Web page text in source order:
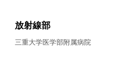
放射線部
三重大学医学部附属病院